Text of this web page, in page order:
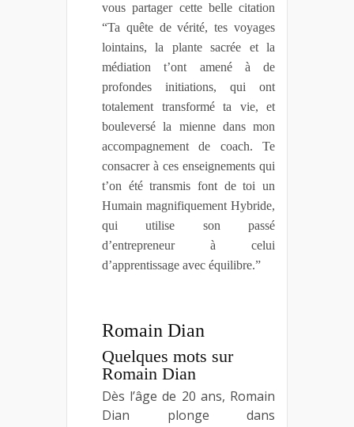
vous partager cette belle citation
“Ta quête de vérité, tes voyages
lointains, la plante sacrée et la
médiation t’ont amené à de
profondes initiations, qui ont
totalement transformé ta vie, et
bouleversé la mienne dans mon
accompagnement de coach. Te
consacrer à ces enseignements qui
t’on été transmis font de toi un
Humain magnifiquement Hybride,
qui utilise son passé
d’entrepreneur à celui
d’apprentissage avec équilibre.”
Romain Dian
Quelques mots sur
Romain Dian
Dès l’âge de 20 ans, Romain
Dian plonge dans